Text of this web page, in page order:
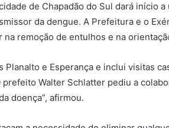
de Chapadão do Sul dará início
da dengue. A Prefeitura e o
remoção de entulhos e na
Planalto e Esperança e inclui visitas
Walter Schlatter pediu a
doença”, afirmou.